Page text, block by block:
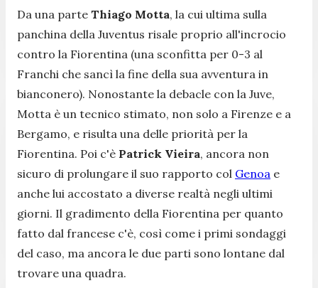
Da una parte Thiago Motta, la cui ultima sulla
panchina della Juventus risale proprio all'incrocio
contro la Fiorentina (una sconfitta per 0-3 al
Franchi che sancì la fine della sua avventura in
bianconero). Nonostante la debacle con la Juve,
Motta è un tecnico stimato, non solo a Firenze e a
Bergamo, e risulta una delle priorità per la
Fiorentina. Poi c'è Patrick Vieira, ancora non
sicuro di prolungare il suo rapporto col Genoa e
anche lui accostato a diverse realtà negli ultimi
giorni. Il gradimento della Fiorentina per quanto
fatto dal francese c'è, così come i primi sondaggi
del caso, ma ancora le due parti sono lontane dal
trovare una quadra.